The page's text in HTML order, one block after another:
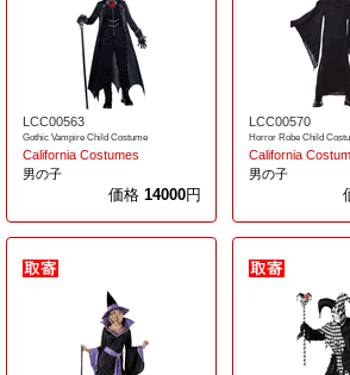
LCC00563
Gothic Vampire Child Costume
California Costumes
男の子
価格 14000円
LCC00570
Horror Robe Child
California
男の子